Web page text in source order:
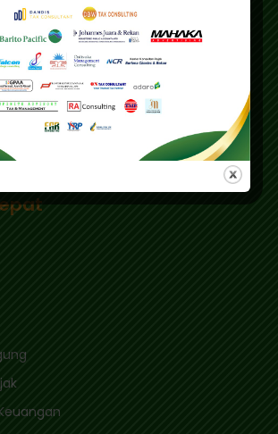
- Pasar Minggu
12510
:
Fatmawati Blok B4-5 Cipete Utara,
Baru Jl. Fatmawati Raya
12410